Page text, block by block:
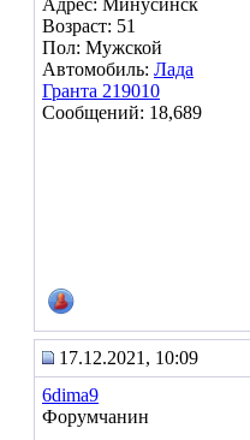
Адрес: Минусинск
Возраст: 51
Пол: Мужской
Автомобиль: Лада
Гранта 219010
Сообщений: 18,689
17.12.2021, 10:09
6dima9
Форумчанин